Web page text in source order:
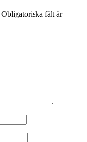
Obligatoriska fält är